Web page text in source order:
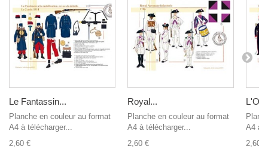
Le Fantassin...
Planche en couleur au format
A4 à télécharger...
2,60 €
Royal...
Planche en couleur au format
A4 à télécharger...
2,60 €
A4 à
2,60 €